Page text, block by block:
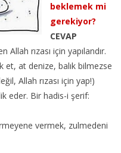
beklemek mi
gerekiyor?
CEVAP
Allah rızası için yapılandır.
et, at denize, balık bilmezse
Allah rızası için yap!)
eder. Bir hadis-i şerif:
vermek, zulmedeni